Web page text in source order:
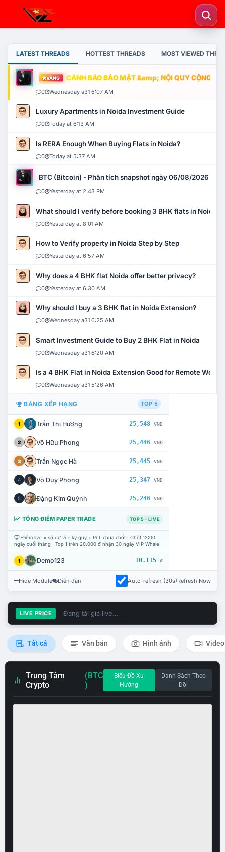
LATEST THREADS HOTTEST THREADS MOST VIEWED
VÀNG CẢNH BÁO BẢO MẬT &amp; NỘI QUY CỘNG
0 Wednesday a31 6:07 AM
Luxury Apartments in Noida Investment Guide
0 Today at 6:13 AM
Is RERA Enough When Buying Flats in Noida?
0 Today at 5:37 AM
BTC (Bitcoin) - Phân tích snapshot ngày 06/08/2026
0 Yesterday at 2:43 PM
What should I verify before booking 3 BHK flats in Noida?
0 Yesterday at 8:01 AM
How to Verify property in Noida Step by Step
0 Yesterday at 6:57 AM
Why does a 4 BHK flat Noida offer better privacy?
0 Yesterday at 6:30 AM
Why should I buy a 3 BHK flat in Noida Extension?
0 Wednesday a31 6:25 AM
Smart Investment Guide to Buy 2 BHK Flat in Noida
0 Wednesday a31 6:20 AM
Is a 4 BHK Flat in Noida Extension Good for Remote Work?
0 Wednesday a31 5:26 AM
BẢNG XẾP HẠNG TOP 5
1 Trần Thị Hương 25,548 VNĐ
2 Võ Hữu Phong 25,446 VNĐ
3 Trần Ngọc Hà 25,445 VNĐ
4 Võ Duy Phong 25,347 VNĐ
5 Đặng Kim Quỳnh 25,246 VNĐ
TỔNG ĐIỂM PAPER TRADE TOP 5 · LIVE
Điểm live = số dư ví + ký quỹ + PnL chưa chốt · Chốt 12:00
ngày cuối tháng · Top 1 trên 20.000 đ nhận 30 ngày VIP Whale.
1 Demo123 10.115 đ
Hide Module Diễn đàn Auto-refresh (30s)Refresh Now
LIVE PRICE Đang tải giá live...
Tất cả Văn bản Hình ảnh Video
Trung Tâm
Crypto
(BTC
)
Biểu Đồ Xu
Hướng
Danh Sách Theo
Dõi